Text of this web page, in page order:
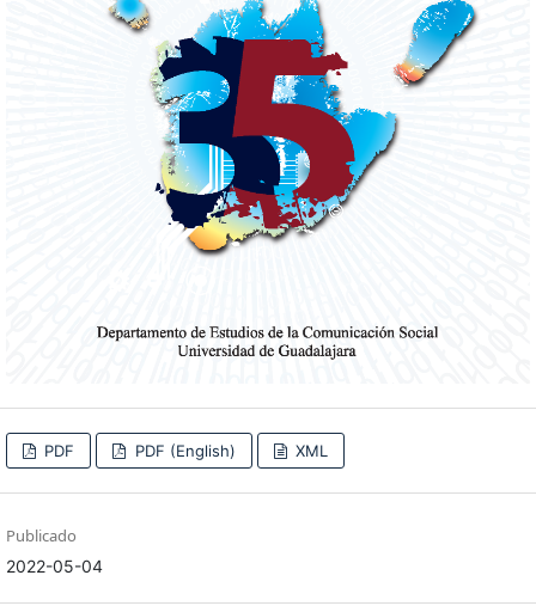
PDF PDF (English) XML
Publicado
2022-05-04